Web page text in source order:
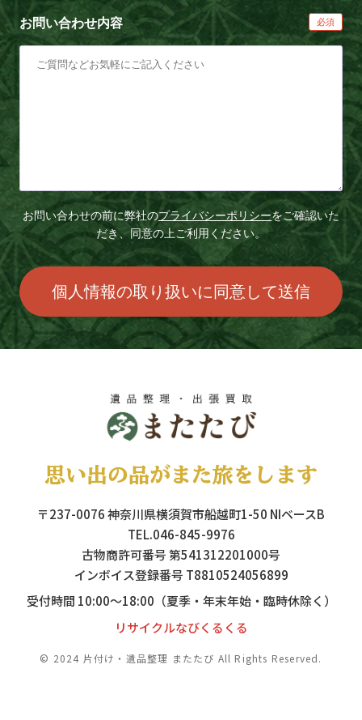
お問い合わせ内容
お問い合わせの前に弊社のプライバシーポリシーをご確認いた
だき、同意の上ご利用ください。
思い出の品がまた旅をします
〒237-0076 神奈川県横須賀市船越町1-50 NIベースB
TEL.046-845-9976
古物商許可番号 第541312201000号
インボイス登録番号 T8810524056899
受付時間 10:00～18:00（夏季・年末年始・臨時休除く）
リサイクルなびくるくる
© 2024 片付け・遺品整理 またたび All Rights Reserved.